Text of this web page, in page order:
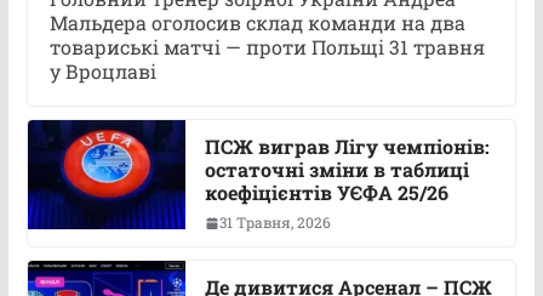
Мальдера оголосив склад команди на два
товариські матчі — проти Польщі 31 травня
у Вроцлаві
ПСЖ виграв Лігу чемпіонів:
остаточні зміни в таблиці
коефіцієнтів УЄФА 25/26
31 Травня, 2026
Де дивитися Арсенал – ПСЖ